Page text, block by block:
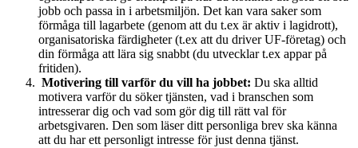
jobb och passa in i arbetsmiljön. Det kan vara saker som
förmåga till lagarbete (genom att du t.ex är aktiv i lagidrott),
organisatoriska färdigheter (t.ex att du driver UF-företag) och
din förmåga att lära sig snabbt (du utvecklar t.ex appar på
fritiden).
Motivering till varför du vill ha jobbet: Du ska alltid
motivera varför du söker tjänsten, vad i branschen som
intresserar dig och vad som gör dig till rätt val för
arbetsgivaren. Den som läser ditt personliga brev ska känna
att du har ett personligt intresse för just denna tjänst.